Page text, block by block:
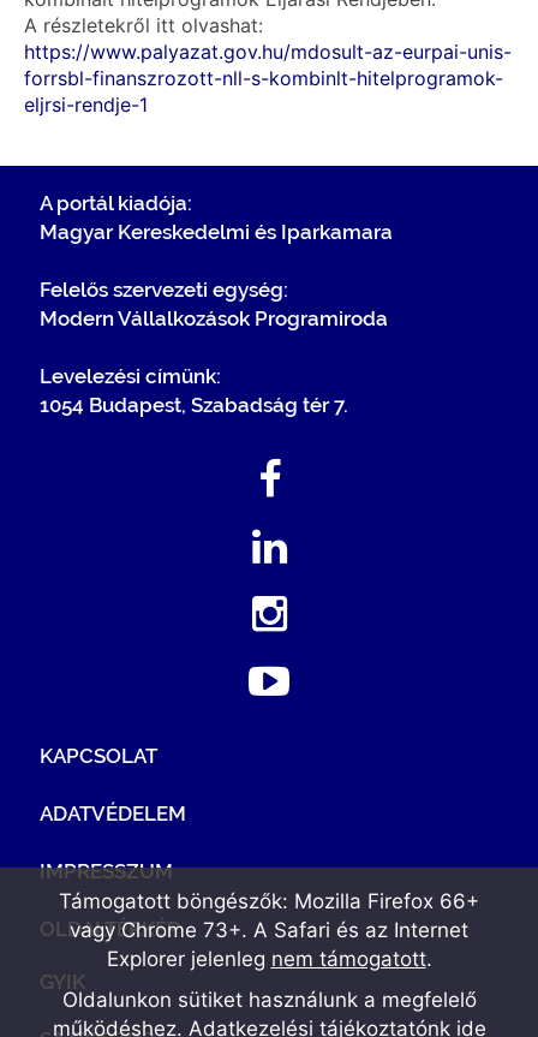
A részletekről itt olvashat:
https://www.palyazat.gov.hu/mdosult-az-eurpai-unis-
forrsbl-finanszrozott-nll-s-kombinlt-hitelprogramok-
eljrsi-rendje-1
A portál kiadója:
Magyar Kereskedelmi és Iparkamara
Felelős szervezeti egység:
Modern Vállalkozások Programiroda
Levelezési címünk:
1054 Budapest, Szabadság tér 7.
KAPCSOLAT
ADATVÉDELEM
IMPRESSZUM
OLDALTÉRKÉP
GYIK
Támogatott böngészők: Mozilla Firefox 66+
vagy Chrome 73+. A Safari és az Internet
Explorer jelenleg nem támogatott.
Oldalunkon sütiket használunk a megfelelő
működéshez. Adatkezelési tájékoztatónk ide